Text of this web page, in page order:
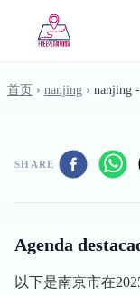
首页 › nanjing › nanjing
SHARE
Agenda
以下是南京市在